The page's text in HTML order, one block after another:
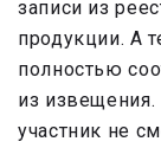
записи из
продукции. А
полностью
из
участник не